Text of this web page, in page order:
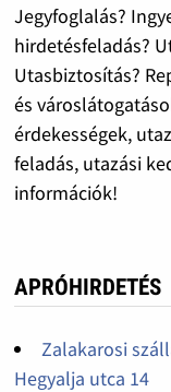
Jegyfoglalás?
hirdetésfeladás?
Utasbiztosítás?
és
érdekességek,
feladás, utazási
információk!
APRÓHIRDETÉS
Zalakarosi
Hegyalja utca 14